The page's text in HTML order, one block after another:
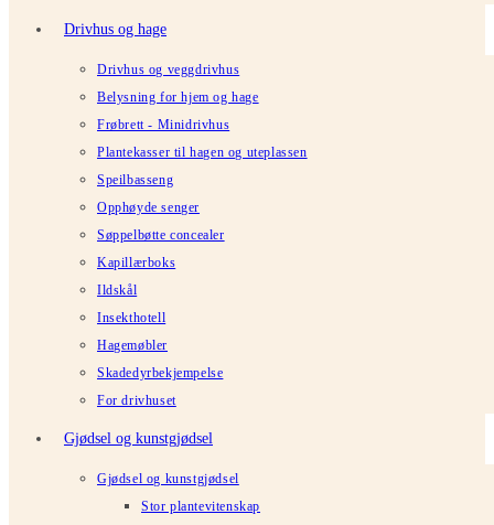
Drivhus og hage
Drivhus og veggdrivhus
Belysning for hjem og hage
Frøbrett - Minidrivhus
Plantekasser til hagen og uteplassen
Speilbasseng
Opphøyde senger
Søppelbøtte concealer
Kapillærboks
Ildskål
Insekthotell
Hagemøbler
Skadedyrbekjempelse
For drivhuset
Gjødsel og kunstgjødsel
Gjødsel og kunstgjødsel
Stor plantevitenskap